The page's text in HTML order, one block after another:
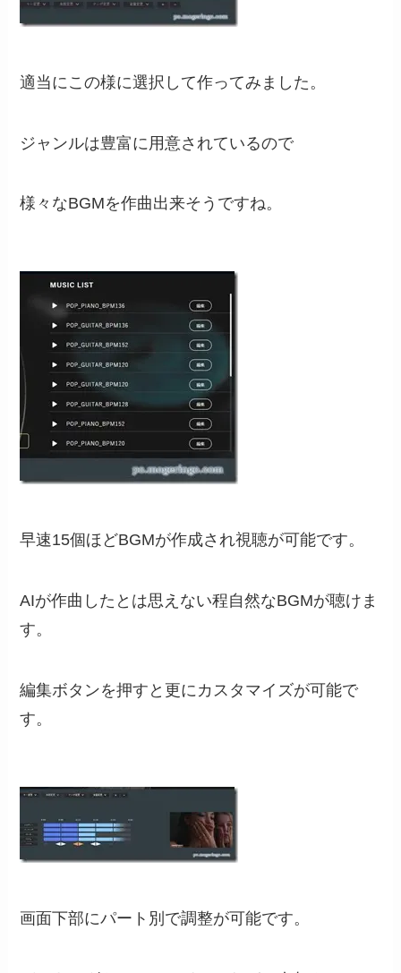
適当にこの様に選択して作ってみました。
ジャンルは豊富に用意されているので
様々なBGMを作曲出来そうですね。
早速15個ほどBGMが作成され視聴が可能です。
AIが作曲したとは思えない程自然なBGMが聴けま
す。
編集ボタンを押すと更にカスタマイズが可能で
す。
画面下部にパート別で調整が可能です。